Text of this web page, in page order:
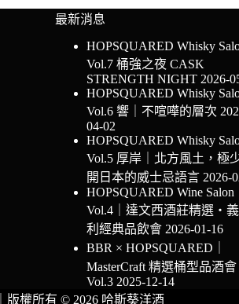
最新消息
HOPSQUARED Whisky
Vol.7 桶強之夜 CASK
STRENGTH NIGHT 2026-
HOPSQUARED Whisky
Vol.6 響｜不喧嘩的層次
04-02
HOPSQUARED Whisky
Vol.5 厚岸｜北方風土，極
開日本的威士忌語言 2026-
HOPSQUARED Wine Salon
Vol.4｜達文西酒莊精選・
利經典品飲會 2026-01-16
BBR × HOPSQUARED｜
MasterCraft 精選桶型品酒會
Vol.3 2025-12-14
｜版權所有 © 2026 哈斯葵洋酒